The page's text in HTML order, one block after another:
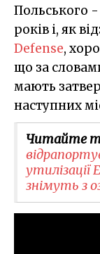
Польського -
років і, як
Defense,
що за
мають
наступних
Читайте
знімуть з